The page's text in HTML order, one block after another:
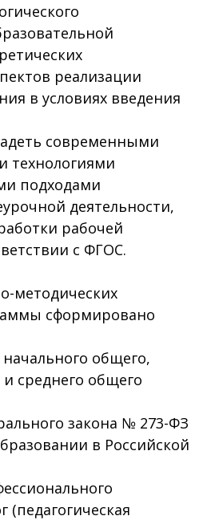
реализации
в условиях введения
современными
технологиями
подходами
деятельности,
рабочей
с ФГОС.
методических
сформировано
общего,
среднего общего
закона № 273-ФЗ
в Российской
(педагогическая